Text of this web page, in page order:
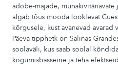
adobe-majade,
algab tõus mööda looklevat
kõrgusele, kust avanevad
Päeva tipphetk on Salinas
soolaväli, kus saab soolal
kogumisbasseine ja teha